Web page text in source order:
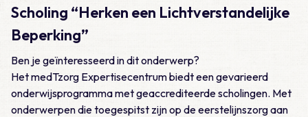
Scholing “Herken een Lichtverstandelijke
Beperking”
Ben je geïnteresseerd in dit onderwerp?
Het medTzorg Expertisecentrum biedt een gevarieerd
onderwijsprogramma met geaccrediteerde scholingen. Met
onderwerpen die toegespitst zijn op de eerstelijnszorg aan